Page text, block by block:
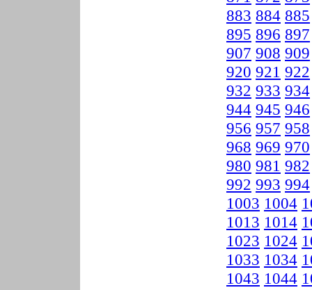
883 884 885
895 896 897
907 908 909
920 921 922
932 933 934
944 945 946
956 957 958
968 969 970
980 981 982
992 993 994
1003 1004
1013 1014
1023 1024
1033 1034
1043 1044